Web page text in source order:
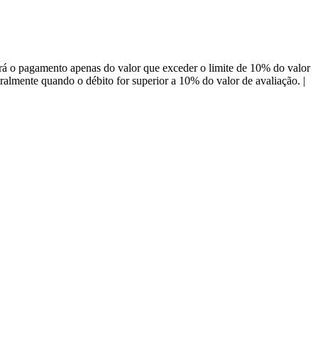
pagamento apenas do valor que exceder o limite de 10% do valor
quando o débito for superior a 10% do valor de avaliação. |